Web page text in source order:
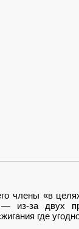
члены «в
за двух
где